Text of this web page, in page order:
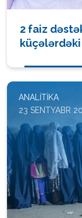
2 faiz
ANALITIKA
23 SENTYABR